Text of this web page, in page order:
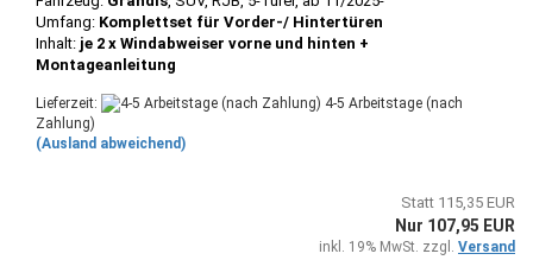
Umfang: Komplettset für Vorder-/ Hintertüren
Inhalt: je 2 x Windabweiser vorne und hinten +
Montageanleitung
Lieferzeit:
4-5 Arbeitstage (nach
Zahlung)
(Ausland abweichend)
Statt 115,35 EUR
Nur 107,95 EUR
inkl. 19% MwSt. zzgl. Versand